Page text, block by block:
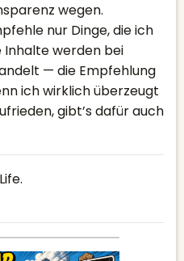
wegen.
nur Dinge, die ich
Inhalte werden bei
— die Empfehlung
ich wirklich überzeugt
gibt’s dafür auch